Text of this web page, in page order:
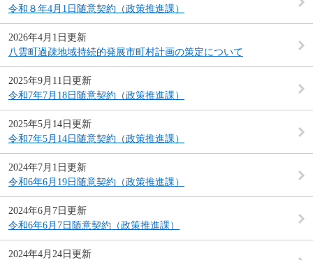
令和８年4月1日随意契約（政策推進課）
2026年4月1日更新
八雲町過疎地域持続的発展市町村計画の策定について
2025年9月11日更新
令和7年7月18日随意契約（政策推進課）
2025年5月14日更新
令和7年5月14日随意契約（政策推進課）
2024年7月1日更新
令和6年6月19日随意契約（政策推進課）
2024年6月7日更新
令和6年6月7日随意契約（政策推進課）
2024年4月24日更新